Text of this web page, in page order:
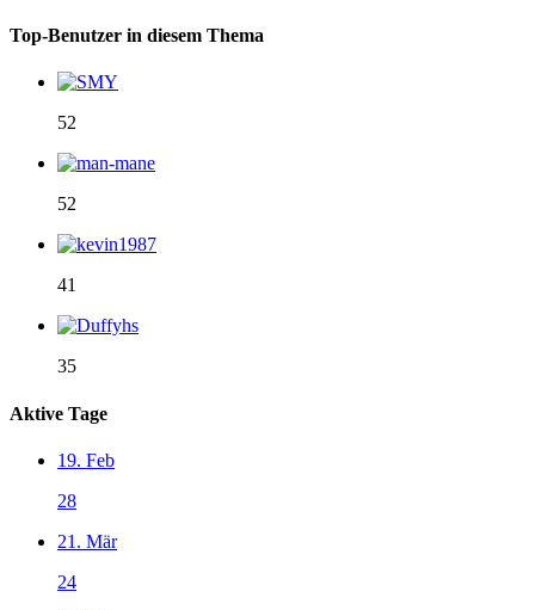
Top-Benutzer in diesem Thema
52
52
41
35
Aktive Tage
19. Feb
28
21. Mär
24